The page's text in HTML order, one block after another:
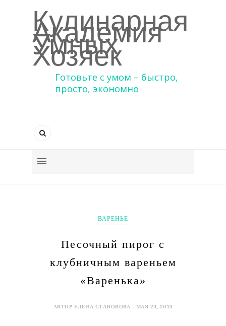
Кулинарная
Академия
Умных
Хозяек
Готовьте с умом – быстро,
просто, экономно
ВАРЕНЬЕ
Песочный пирог с
клубничным вареньем
«Варенька»
АВТОР ЕЛЕНА СТАНОВОВА - МАЯ 24, 2013